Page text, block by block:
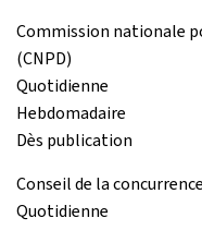
Commission nationale
(CNPD)
Quotidienne
Hebdomadaire
Dès publication
Conseil de la concurrence
Quotidienne